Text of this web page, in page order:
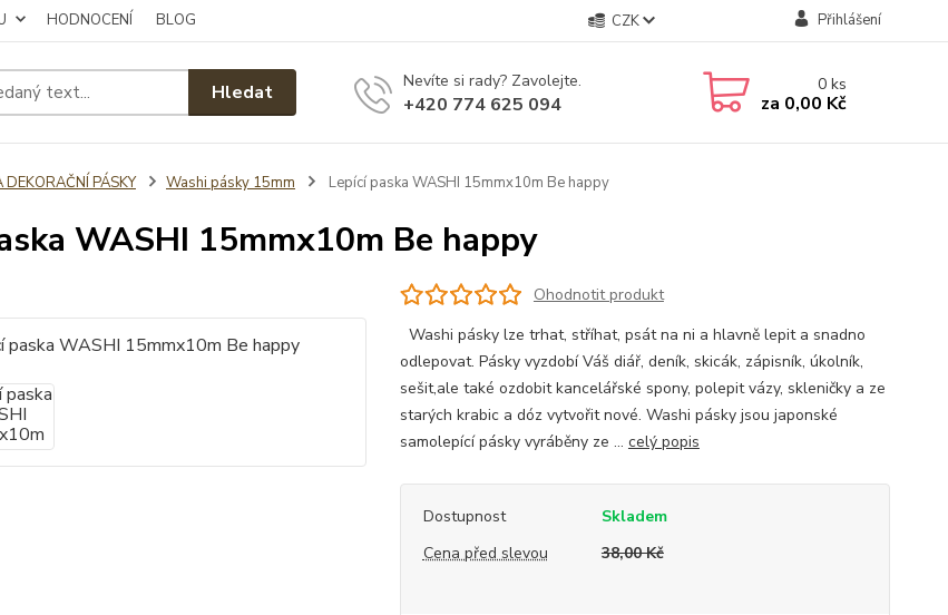
HODNOCENÍ BLOG CZK Přihlášení
Hledat Nevíte si rady? Zavolejte.
+420 774 625 094
0ks
za 0,00 Kč
PÁSKY Washi pásky 15mm Lepící paska WASHI 15mmx10m Be happy
WASHI 15mmx10m Be happy
Ohodnotit produkt
Washi pásky lze trhat, stříhat, psát na ni a hlavně lepit a snadno
odlepovat. Pásky vyzdobí Váš diář, deník, skicák, zápisník, úkolník,
sešit,ale také ozdobit kancelářské spony, polepit vázy, skleničky a ze
starých krabic a dóz vytvořit nové. Washi pásky jsou japonské
samolepící pásky vyráběny ze ... celý popis
Dostupnost
Skladem
Cena před slevou
38,00 Kč